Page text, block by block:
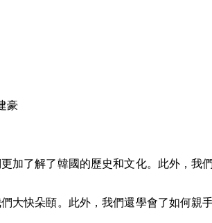
豪
加了解了韓國的歷史和文化。此外，我
大快朵頤。此外，我們還學會了如何親